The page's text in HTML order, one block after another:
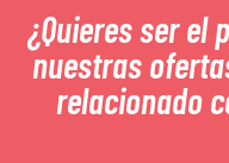
¿Quieres ser el
nuestras
relacionado